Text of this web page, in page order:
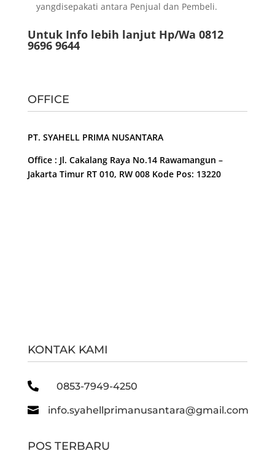
yangdisepakati antara Penjual dan Pembeli.
Untuk Info lebih lanjut Hp/Wa 0812
9696 9644
OFFICE
PT. SYAHELL PRIMA NUSANTARA
Office : Jl. Cakalang Raya No.14 Rawamangun –
Jakarta Timur RT 010, RW 008 Kode Pos: 13220
KONTAK KAMI
 0853-7949-4250
 info.syahellprimanusantara@gmail.com
POS TERBARU